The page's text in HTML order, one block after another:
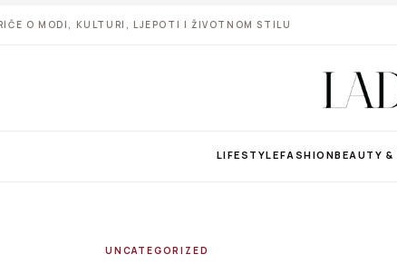
O MODI, KULTURI, LJEPOTI I ŽIVOTNOM STILU
LIFESTYLEFASHIONBEAUTY
UNCATEGORIZED